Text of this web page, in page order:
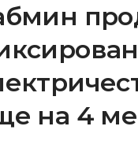
на 4